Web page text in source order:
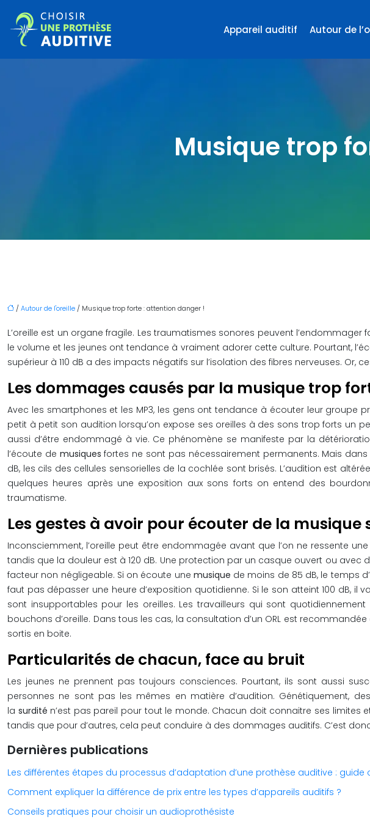
Appareil auditif Autour de
Musique trop
/Autour de l'oreille / Musique trop forte : attention danger !
L’oreille est un organe fragile. Les traumatismes sonores peuvent
le volume et les jeunes ont tendance à vraiment adorer cette culture. Pourtant,
supérieur à 110 dB a des impacts négatifs sur l’isolation des fibres nerveuses. Or,
Les dommages causés par la musique trop
Avec les smartphones et les MP3, les gens ont tendance à écouter leur groupe
petit à petit son audition lorsqu’on expose ses oreilles à des sons trop forts un
aussi d’être endommagé à vie. Ce phénomène se manifeste par la
l’écoute de musiques fortes ne sont pas nécessairement permanents. Mais
dB, les cils des cellules sensorielles de la cochlée sont brisés. L’audition est
quelques heures après une exposition aux sons forts on entend des
traumatisme.
Les gestes à avoir pour écouter de la
Inconsciemment, l’oreille peut être endommagée avant que l’on ne ressente
tandis que la douleur est à 120 dB. Une protection par un casque ouvert ou avec
facteur non négligeable. Si on écoute une musique de moins de 85 dB, le temps
faut pas dépasser une heure d’exposition quotidienne. Si le son atteint 100 dB, il
sont insupportables pour les oreilles. Les travailleurs qui sont
bouchons d’oreille. Dans tous les cas, la consultation d’un ORL est
sortis en boite.
Particularités de chacun, face au bruit
Les jeunes ne prennent pas toujours consciences. Pourtant, ils sont aussi
personnes ne sont pas les mêmes en matière d’audition. Génétiquement,
la surdité n’est pas pareil pour tout le monde. Chacun doit connaitre ses limites
tandis que pour d’autres, cela peut conduire à des dommages auditifs. C’est
Dernières publications
Les différentes étapes du processus d’adaptation d’une prothèse auditive : guide
Comment expliquer la différence de prix entre les types d’appareils auditifs ?
Conseils pratiques pour choisir un audioprothésiste